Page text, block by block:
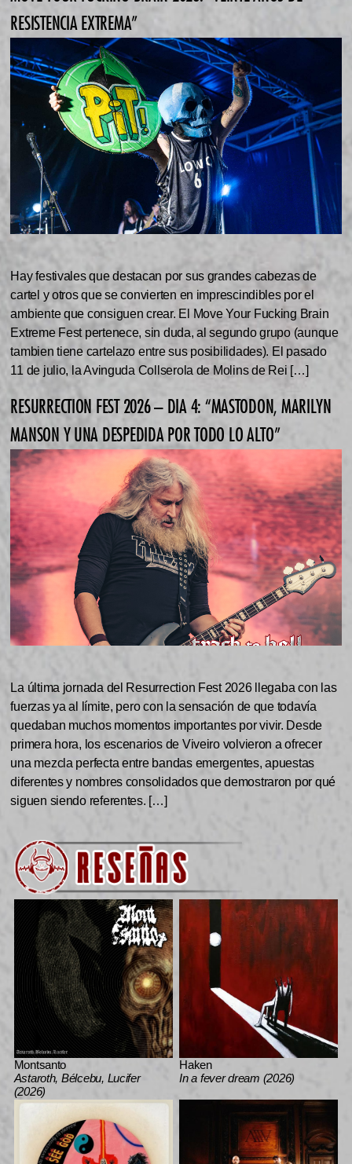
RESISTENCIA EXTREMA”
Hay festivales que destacan por sus grandes cabezas de
cartel y otros que se convierten en imprescindibles por el
ambiente que consiguen crear. El Move Your Fucking Brain
Extreme Fest pertenece, sin duda, al segundo grupo (aunque
tambien tiene cartelazo entre sus posibilidades). El pasado
11 de julio, la Avinguda Collserola de Molins de Rei […]
RESURRECTION FEST 2026 – DIA 4: “MASTODON, MARILYN
MANSON Y UNA DESPEDIDA POR TODO LO ALTO”
La última jornada del Resurrection Fest 2026 llegaba con las
fuerzas ya al límite, pero con la sensación de que todavía
quedaban muchos momentos importantes por vivir. Desde
primera hora, los escenarios de Viveiro volvieron a ofrecer
una mezcla perfecta entre bandas emergentes, apuestas
diferentes y nombres consolidados que demostraron por qué
siguen siendo referentes. […]
Montsanto
Astaroth, Bélcebu, Lucifer
(2026)
Haken
In a fever dream (2026)